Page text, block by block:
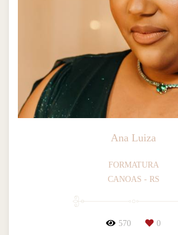
Ana Luiza
FORMATURA
CANOAS - RS
570 0